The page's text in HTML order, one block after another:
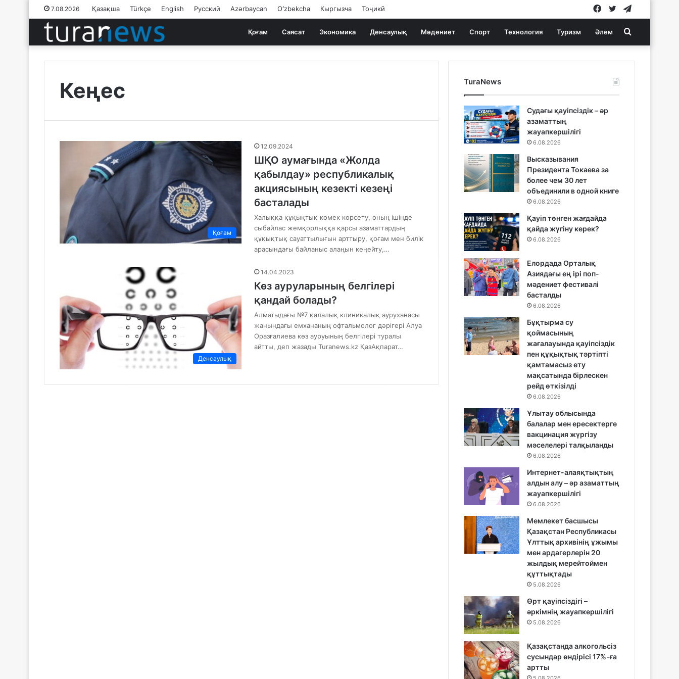
7.08.2026 Қазақша Türkçe English Русский Azərbaycan Oʻzbekcha Кыргызча Тоҷикӣ Twitter
Facebook
Қоғам Саясат Экономика Денсаулық Мәдениет Спорт Технология Туризм Әлем Search
for
Кеңес
Қоғам
12.09.2024
ШҚО аумағында «Жолда
қабылдау» республикалық
акциясының кезекті кезеңі
басталады
Халыққа құқықтық көмек көрсету, оның ішінде
сыбайлас жемқорлыққа қарсы азаматтардың
құқықтық сауаттылығын арттыру, қоғам мен билік
арасындағы байланыс алаңын кеңейту,…
Денсаулық
14.04.2023
Көз ауруларының белгілері
қандай болады?
Алматыдағы №7 қалалық клиникалық ауруханасы
жанындағы емхананың офтальмолог дәрігері Алуа
Оразғалиева көз ауруының белгілері туралы
айтты, деп жазады Turanews.kz ҚазАқпарат…
TuraNews
Судағы қауіпсіздік – әр
азаматтың
жауапкершілігі
6.08.2026
Высказывания
Президента Токаева за
более чем 30 лет
объединили в одной книге
6.08.2026
Қауіп төнген жағдайда
қайда жүгіну керек?
6.08.2026
Елордада Орталық
Азиядағы ең ірі поп-
мәдениет фестивалі
басталды
6.08.2026
Бұқтырма су
қоймасының
жағалауында қауіпсіздік
пен құқықтық тәртіпті
қамтамасыз ету
мақсатында бірлескен
рейд өткізілді
6.08.2026
Ұлытау облысында
балалар мен ересектерге
вакцинация жүргізу
мәселелері талқыланды
6.08.2026
Интернет-алаяқтықтың
алдын алу – әр азаматтың
жауапкершілігі
6.08.2026
Мемлекет басшысы
Қазақстан Республикасы
Ұлттық архивінің ұжымы
мен ардагерлерін 20
жылдық мерейтоймен
құттықтады
5.08.2026
Өрт қауіпсіздігі –
әркімнің жауапкершілігі
5.08.2026
Қазақстанда алкогольсіз
сусындар өндірісі 17%-ға
артты